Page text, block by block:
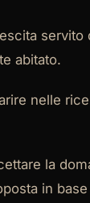
abitato.
nelle
la
in